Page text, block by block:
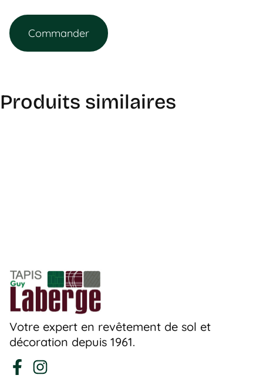
Commander
Produits similaires
Votre expert en revêtement de sol et
décoration depuis 1961.